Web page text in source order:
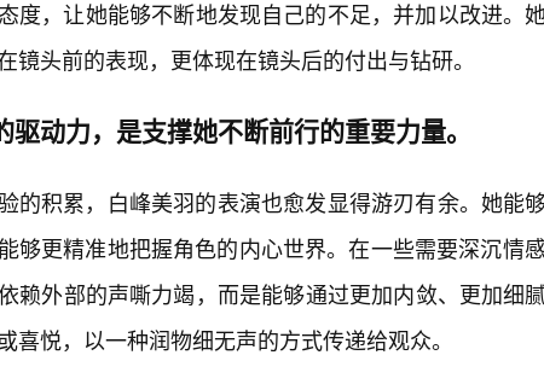
度，让她能够不断地发现自己的不足，并加以改进。
镜头前的表现，更体现在镜头后的付出与钻研。
驱动力，是支撑她不断前行的重要力量。
的积累，白峰美羽的表演也愈发显得游刃有余。她能
够更精准地把握角色的内心世界。在一些需要深沉情
赖外部的声嘶力竭，而是能够通过更加内敛、更加细
喜悦，以一种润物细无声的方式传递给观众。